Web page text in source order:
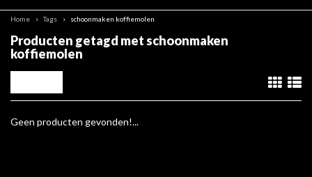
Home Tags schoonmaken koffiemolen
Producten getagd met schoonmaken
koffiemolen
Geen producten gevonden!...